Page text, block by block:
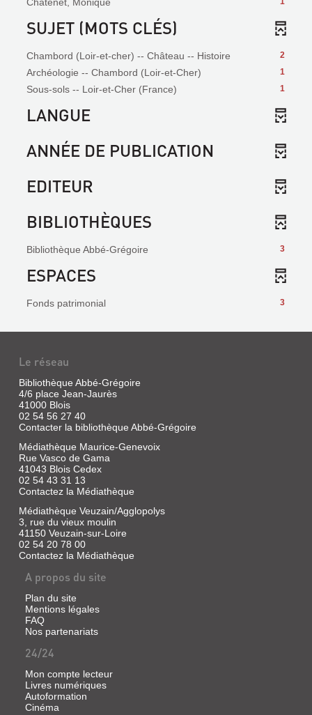
SUJET (MOTS CLÉS)
2
Chambord (Loir-et-cher) -- Château -- Histoire
1
Archéologie -- Chambord (Loir-et-Cher)
1
Sous-sols -- Loir-et-Cher (France)
LANGUE
ANNÉE DE PUBLICATION
EDITEUR
BIBLIOTHÈQUES
3
Bibliothèque Abbé-Grégoire
ESPACES
3
Fonds patrimonial
Le réseau
Bibliothèque Abbé-Grégoire
4/6 place Jean-Jaurès
41000 Blois
02 54 56 27 40
Contacter la bibliothèque Abbé-Grégoire
Médiathèque Maurice-Genevoix
Rue Vasco de Gama
41043 Blois Cedex
02 54 43 31 13
Contactez la Médiathèque
Médiathèque Veuzain/Agglopolys
3, rue du vieux moulin
41150 Veuzain-sur-Loire
02 54 20 78 00
Contactez la Médiathèque
A propos du site
Plan du site
Mentions légales
FAQ
Nos partenariats
24/24
Mon compte lecteur
Livres numériques
Autoformation
Cinéma